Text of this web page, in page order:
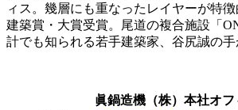
ィス。幾層にも重なったレイヤーが特
建築賞・大賞受賞。尾道の複合施設「
計でも知られる若手建築家、谷尻誠の手
眞鍋造機（株）本社オ